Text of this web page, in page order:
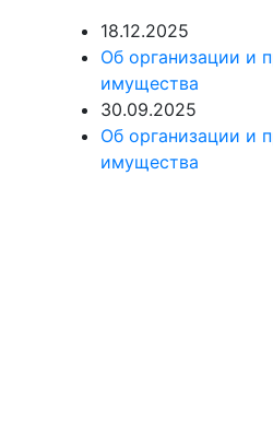
18.12.2025
Об организации и
имущества
30.09.2025
Об организации и
имущества